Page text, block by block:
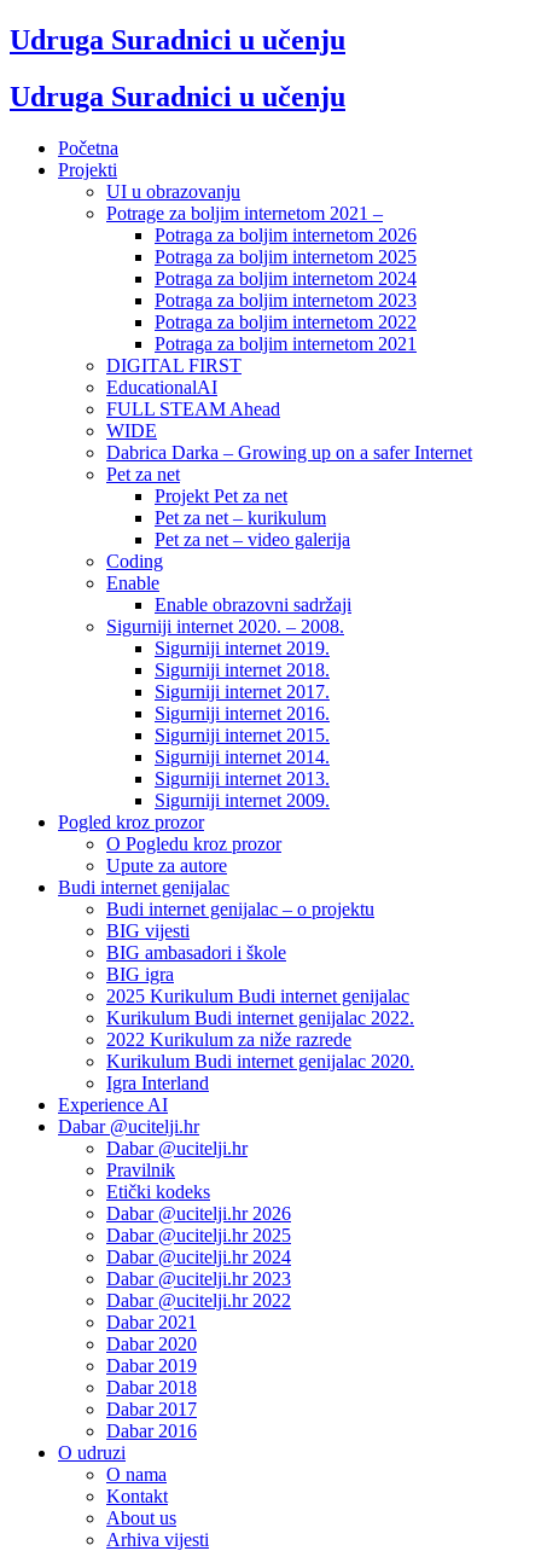
Udruga Suradnici u učenju
Udruga Suradnici u učenju
Početna
Projekti
UI u obrazovanju
Potrage za boljim internetom 2021 –
Potraga za boljim internetom 2026
Potraga za boljim internetom 2025
Potraga za boljim internetom 2024
Potraga za boljim internetom 2023
Potraga za boljim internetom 2022
Potraga za boljim internetom 2021
DIGITAL FIRST
EducationalAI
FULL STEAM Ahead
WIDE
Dabrica Darka – Growing up on a safer Internet
Pet za net
Projekt Pet za net
Pet za net – kurikulum
Pet za net – video galerija
Coding
Enable
Enable obrazovni sadržaji
Sigurniji internet 2020. – 2008.
Sigurniji internet 2019.
Sigurniji internet 2018.
Sigurniji internet 2017.
Sigurniji internet 2016.
Sigurniji internet 2015.
Sigurniji internet 2014.
Sigurniji internet 2013.
Sigurniji internet 2009.
Pogled kroz prozor
O Pogledu kroz prozor
Upute za autore
Budi internet genijalac
Budi internet genijalac – o projektu
BIG vijesti
BIG ambasadori i škole
BIG igra
2025 Kurikulum Budi internet genijalac
Kurikulum Budi internet genijalac 2022.
2022 Kurikulum za niže razrede
Kurikulum Budi internet genijalac 2020.
Igra Interland
Experience AI
Dabar @ucitelji.hr
Dabar @ucitelji.hr
Pravilnik
Etički kodeks
Dabar @ucitelji.hr 2026
Dabar @ucitelji.hr 2025
Dabar @ucitelji.hr 2024
Dabar @ucitelji.hr 2023
Dabar @ucitelji.hr 2022
Dabar 2021
Dabar 2020
Dabar 2019
Dabar 2018
Dabar 2017
Dabar 2016
O udruzi
O nama
Kontakt
About us
Arhiva vijesti